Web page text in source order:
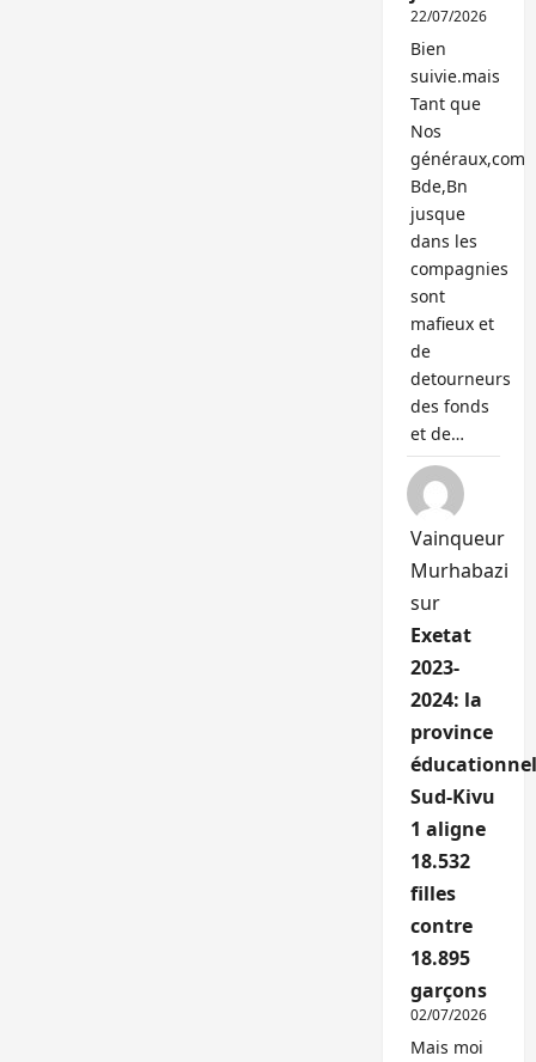
22/07/2026
Bien
suivie.mais
Tant que
Nos
généraux,com
Bde,Bn
jusque
dans les
compagnies
sont
mafieux et
de
detourneurs
des fonds
et de…
Vainqueur
Murhabazi
sur
Exetat
2023-
2024: la
province
Sud-Kivu
1 aligne
18.532
filles
contre
18.895
garçons
02/07/2026
Mais moi